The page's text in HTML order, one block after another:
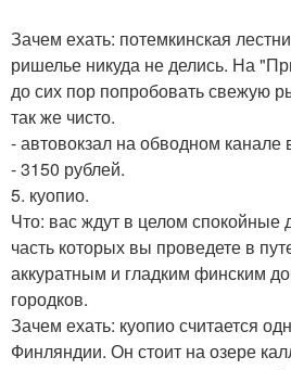
Зачем ехать: потемкинская
ришелье никуда не делись. На
до сих пор попробовать свежую
так же чисто.
- автовокзал на обводном канале
- 3150 рублей.
5. куопио.
Что: вас ждут в целом спокойные
часть которых вы проведете в
аккуратным и гладким финским
городков.
Зачем ехать: куопио считается
Финляндии. Он стоит на озере